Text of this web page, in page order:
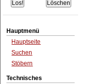
Hauptmenü
Hauptseite
Suchen
Stöbern
Technisches